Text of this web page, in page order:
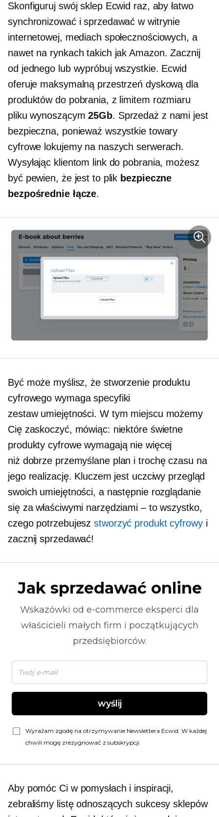
Skonfiguruj swój sklep Ecwid raz, aby łatwo
synchronizować i sprzedawać w witrynie
internetowej, mediach społecznościowych, a
nawet na rynkach takich jak Amazon. Zacznij
od jednego lub wypróbuj wszystkie. Ecwid
oferuje maksymalną przestrzeń dyskową dla
produktów do pobrania, z limitem rozmiaru
pliku wynoszącym25Gb. Sprzedaż z nami jest
bezpieczna, ponieważ wszystkie towary
cyfrowe lokujemy na naszych serwerach.
Wysyłając klientom link do pobrania, możesz
być pewien, że jest to plik bezpieczne
bezpośrednie łącze.
Być może myślisz, że stworzenie produktu
cyfrowego wymaga specyfiki
zestaw umiejętności. W tym miejscu możemy
Cię zaskoczyć, mówiąc: niektóre świetne
produkty cyfrowe wymagają nie więcej
niż dobrze przemyślaneplan i trochę czasu na
jego realizację. Kluczem jest uczciwy przegląd
swoich umiejętności, a następnie rozglądanie
się za właściwymi narzędziami – to wszystko,
czego potrzebujeszstworzyć produkt cyfrowyi
zacznij sprzedawać!
Jak sprzedawać online
Wskazówki od e-commerce eksperci dla
właścicieli małych firm i początkujących
przedsiębiorców.
wyślij
Wyrażam zgodę na otrzymywanie Newslettera Ecwid. W każdej
chwili mogę zrezygnować z subskrypcji.
Aby pomóc Ci w pomysłach i inspiracji,
zebraliśmy listę odnoszących sukcesy sklepów